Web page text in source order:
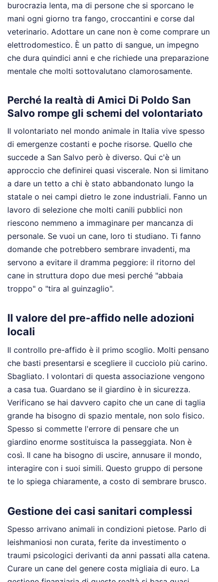
burocrazia lenta, ma di persone che si sporcano le
mani ogni giorno tra fango, croccantini e corse dal
veterinario. Adottare un cane non è come comprare un
elettrodomestico. È un patto di sangue, un impegno
che dura quindici anni e che richiede una preparazione
mentale che molti sottovalutano clamorosamente.
Perché la realtà di Amici Di Poldo San
Salvo rompe gli schemi del volontariato
Il volontariato nel mondo animale in Italia vive spesso
di emergenze costanti e poche risorse. Quello che
succede a San Salvo però è diverso. Qui c'è un
approccio che definirei quasi viscerale. Non si limitano
a dare un tetto a chi è stato abbandonato lungo la
statale o nei campi dietro le zone industriali. Fanno un
lavoro di selezione che molti canili pubblici non
riescono nemmeno a immaginare per mancanza di
personale. Se vuoi un cane, loro ti studiano. Ti fanno
domande che potrebbero sembrare invadenti, ma
servono a evitare il dramma peggiore: il ritorno del
cane in struttura dopo due mesi perché "abbaia
troppo" o "tira al guinzaglio".
Il valore del pre-affido nelle adozioni
locali
Il controllo pre-affido è il primo scoglio. Molti pensano
che basti presentarsi e scegliere il cucciolo più carino.
Sbagliato. I volontari di questa associazione vengono
a casa tua. Guardano se il giardino è in sicurezza.
Verificano se hai davvero capito che un cane di taglia
grande ha bisogno di spazio mentale, non solo fisico.
Spesso si commette l'errore di pensare che un
giardino enorme sostituisca la passeggiata. Non è
così. Il cane ha bisogno di uscire, annusare il mondo,
interagire con i suoi simili. Questo gruppo di persone
te lo spiega chiaramente, a costo di sembrare brusco.
Gestione dei casi sanitari complessi
Spesso arrivano animali in condizioni pietose. Parlo di
leishmaniosi non curata, ferite da investimento o
traumi psicologici derivanti da anni passati alla catena.
Curare un cane del genere costa migliaia di euro. La